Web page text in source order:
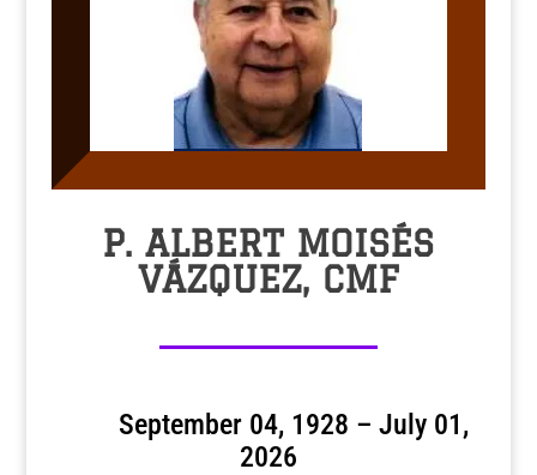
P. ALBERT MOISÉS
VÁZQUEZ, CMF
September 04, 1928 – July 01,
2026